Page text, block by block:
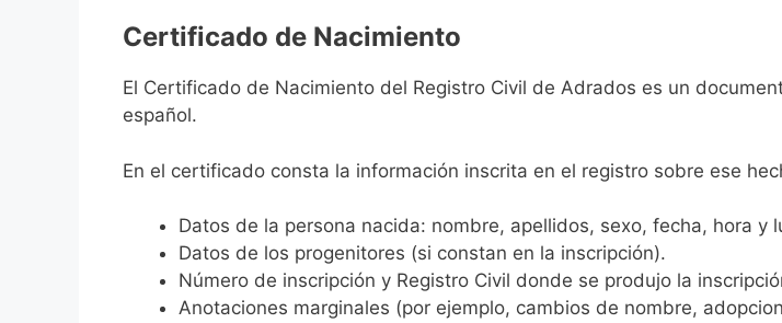
Certificado de Nacimiento
El Certificado de Nacimiento del Registro Civil de Adrados es un
español.
En el certificado consta la información inscrita en el registro sobre ese
Datos de la persona nacida: nombre, apellidos, sexo, fecha, hora y
Datos de los progenitores (si constan en la inscripción).
Número de inscripción y Registro Civil donde se produjo la
Anotaciones marginales (por ejemplo, cambios de nombre,